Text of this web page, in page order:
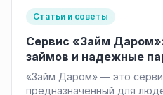
Статьи и советы
Сервис «Займ
займов и надежные
«Займ Даром» — это
предназначенный для